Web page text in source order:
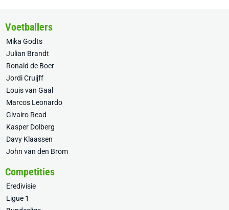
Voetballers
Mika Godts
Julian Brandt
Ronald de Boer
Jordi Cruijff
Louis van Gaal
Marcos Leonardo
Givairo Read
Kasper Dolberg
Davy Klaassen
John van den Brom
Competities
Eredivisie
Ligue 1